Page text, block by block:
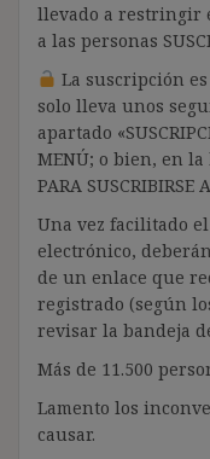
llevado a restringir
a las personas
La suscripción
solo lleva unos
apartado
MENÚ; o bien, en la
PARA SUSCRIBIRSE
Una vez facilitado
electrónico,
de un enlace que
registrado (según
revisar la bandeja
Más de 11.500
Lamento los
causar.